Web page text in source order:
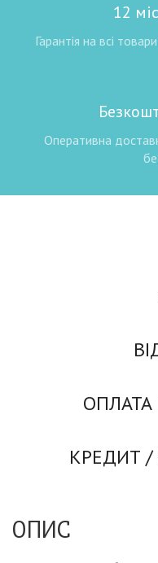
12
Гарантія на всі
Оперативна
ОПЛАТА
КРЕДИТ
ОПИС